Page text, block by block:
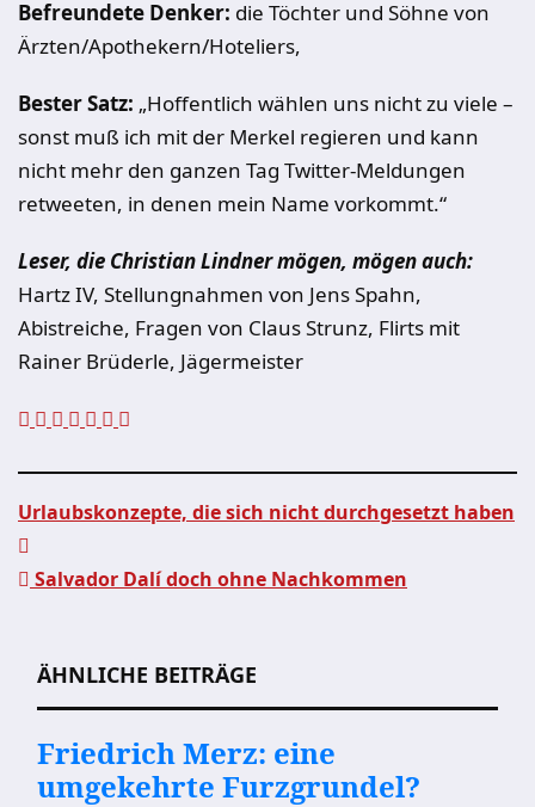
Befreundete Denker: die Töchter und Söhne von
Ärzten/Apothekern/Hoteliers,
Bester Satz: „Hoffentlich wählen uns nicht zu viele –
sonst muß ich mit der Merkel regieren und kann
nicht mehr den ganzen Tag Twitter-Meldungen
retweeten, in denen mein Name vorkommt.“
Leser, die Christian Lindner mögen, mögen auch:
Hartz IV, Stellungnahmen von Jens Spahn,
Abistreiche, Fragen von Claus Strunz, Flirts mit
Rainer Brüderle, Jägermeister
Beitragsnavigation
Urlaubskonzepte, die sich nicht durchgesetzt haben
Salvador Dalí doch ohne Nachkommen
ÄHNLICHE BEITRÄGE
Friedrich Merz: eine
umgekehrte Furzgrundel?